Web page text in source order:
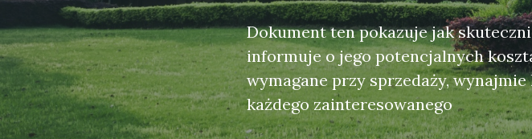
Dokument ten pokazuje jak
informuje o jego potencjalnych
wymagane przy sprzedaży,
każdego zainteresowanego